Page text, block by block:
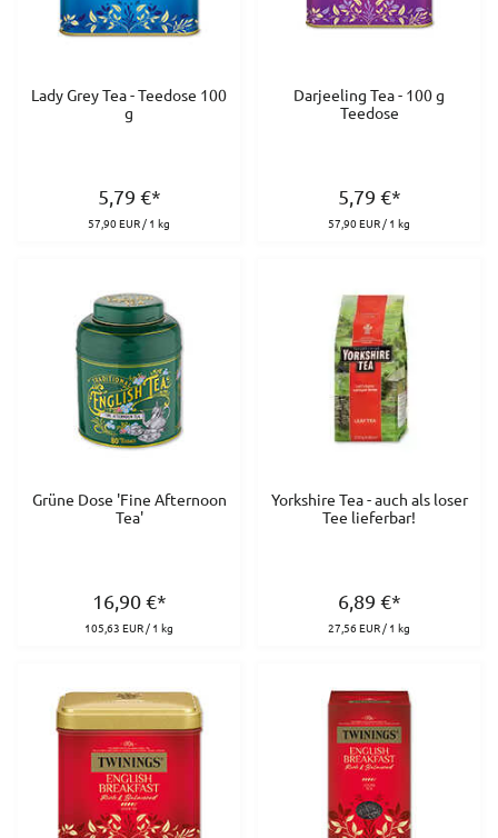
Lady Grey Tea - Teedose 100
g
5,79 €*
57,90 EUR / 1 kg
Darjeeling Tea - 100 g
Teedose
5,79 €*
57,90 EUR / 1 kg
Grüne Dose 'Fine Afternoon
Tea'
16,90€*
105,63 EUR / 1 kg
Yorkshire Tea - auch als loser
Tee lieferbar!
6,89 €*
27,56 EUR / 1 kg